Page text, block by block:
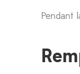
Pendant